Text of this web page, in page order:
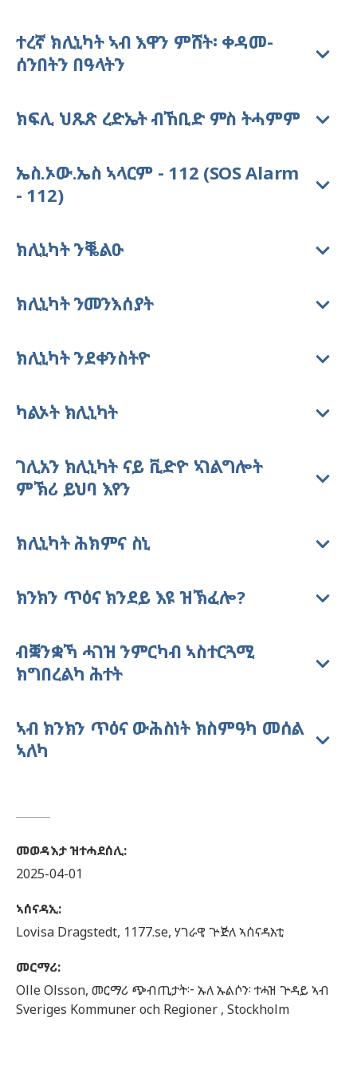
ተረኛ ክሊኒካት ኣብ እዋን ምሸት፡ ቀዳመ-
ሰንበትን በዓላትን
ክፍሊ ህጹጽ ረድኤት ብኸቢድ ምስ ትሓምም
ኤስ.ኦው.ኤስ ኣላርም - 112 (SOS Alarm
- 112)
ክሊኒካት ንቘልዑ
ክሊኒካት ንመንእሰያት
ክሊኒካት ንደቀንስትዮ
ካልኦት ክሊኒካት
ገሊአን ክሊኒካት ናይ ቪድዮ ኣገልግሎት
ምኽሪ ይህባ እየን
ክሊኒካት ሕክምና ስኒ
ክንክን ጥዕና ክንደይ እዩ ዝኽፈሎ?
ብቛንቋኻ ሓገዝ ንምርካብ ኣስተርጓሚ
ክግበረልካ ሕተት
ኣብ ክንክን ጥዕና ውሕስነት ክስምዓካ መሰል
ኣለካ
መወዳእታ ዝተሓደሰሊ:
2025-04-01
ኣሰናዳኢ:
Lovisa Dragstedt, 1177.se, ሃገራዊ ጕጅለ ኣሰናዳእቲ
መርማሪ:
OlleOlsson, መርማሪ ጭብጢታት፦ ኡለ ኡልሶን፡ ተሓዝ ጕዳይ ኣብ
Sveriges Kommuner och Regioner , Stockholm